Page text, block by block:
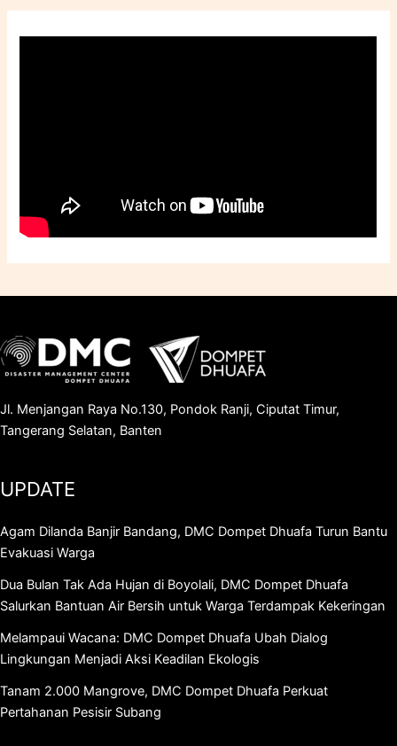
Jl. Menjangan Raya No.130, Pondok Ranji, Ciputat Timur,
Tangerang Selatan, Banten
UPDATE
Agam Dilanda Banjir Bandang, DMC Dompet Dhuafa Turun Bantu
Evakuasi Warga
Dua Bulan Tak Ada Hujan di Boyolali, DMC Dompet Dhuafa
Salurkan Bantuan Air Bersih untuk Warga Terdampak Kekeringan
Melampaui Wacana: DMC Dompet Dhuafa Ubah Dialog
Lingkungan Menjadi Aksi Keadilan Ekologis
Tanam 2.000 Mangrove, DMC Dompet Dhuafa Perkuat
Pertahanan Pesisir Subang